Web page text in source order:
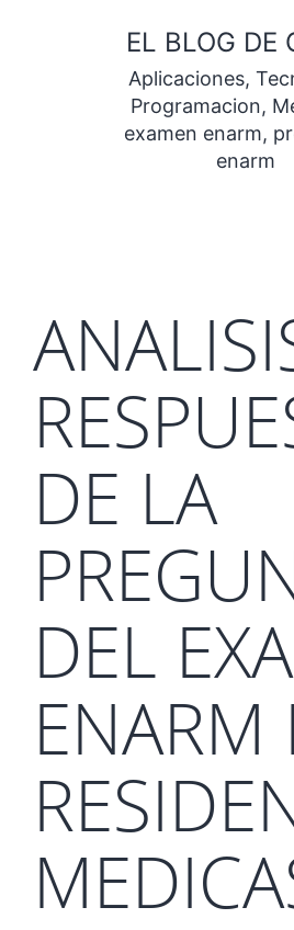
contenido
EL BLOG DE
Aplicaciones,
Programacion,
examen enarm,
enarm
DE LA
DEL
ENARM